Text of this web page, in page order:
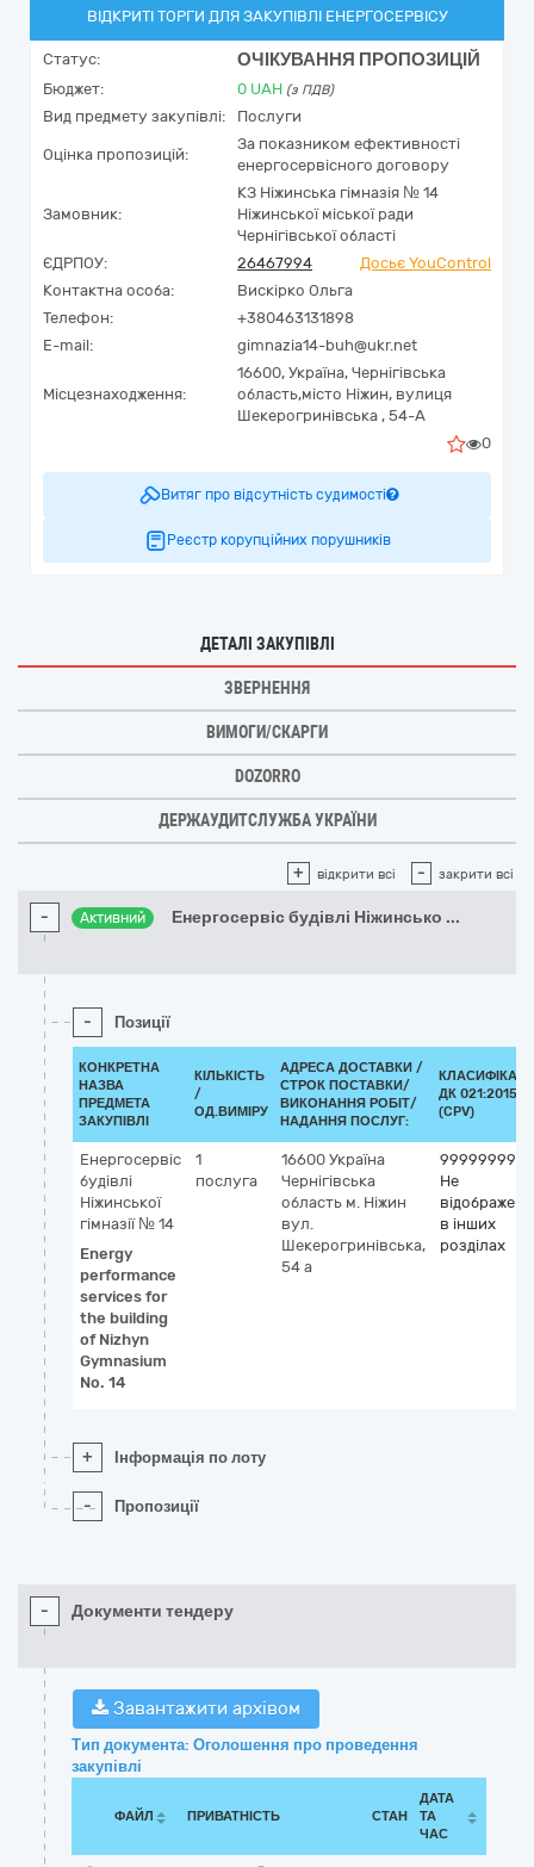
ВІДКРИТІ ТОРГИ ДЛЯ ЗАКУПІВЛІ ЕНЕРГОСЕРВІСУ
Статус: ОЧІКУВАННЯ ПРОПОЗИЦІЙ
Бюджет: 0 UAH (з ПДВ)
Вид предмету закупівлі: Послуги
Оцінка пропозицій:
За показником ефективності
енергосервісного договору
Замовник:
КЗ Ніжинська гімназія № 14
Ніжинської міської ради
Чернігівської області
ЄДРПОУ:
26467994
Досьє YouControl
Контактна особа:
Вискірко Ольга
Телефон:
+380463131898
E-mail:
gimnazia14-buh@ukr.net
Місцезнаходження:
16600, Україна, Чернігівська
область,місто Ніжин, вулиця
Шекерогринівська , 54-А
0
Витяг про відсутність судимості
Реєстр корупційних порушників
ДЕТАЛІ ЗАКУПІВЛІ
ЗВЕРНЕННЯ
ВИМОГИ/СКАРГИ
DOZORRO
ДЕРЖАУДИТСЛУЖБА УКРАЇНИ
+ відкрити всі - закрити всі
- Активний Енергосервіс будівлі Ніжинсько ...
- Позиції
КОНКРЕТНА
НАЗВА
ПРЕДМЕТА
ЗАКУПІВЛІ
КІЛЬКІСТЬ
/
ОД.ВИМІРУ
АДРЕСА ДОСТАВКИ /
СТРОК ПОСТАВКИ/
ВИКОНАННЯ РОБІТ/
НАДАННЯ ПОСЛУГ:
ДК 021:2015
(CPV)
Енергосервіс
будівлі
Ніжинської
гімназії № 14
Energy
performance
services for
the building
of Nizhyn
Gymnasium
No. 14
1
послуга
16600 Україна
Чернігівська
область м. Ніжин
вул.
Шекерогринівська,
54 а
99999999-9
Не
відображене
в інших
розділах
+ Інформація по лоту
- Пропозиції
- Документи тендеру
Завантажити архівом
Тип документа: Оголошення про проведення
закупівлі
ФАЙЛ ПРИВАТНІСТЬ СТАН
ДАТА
ТА
ЧАС